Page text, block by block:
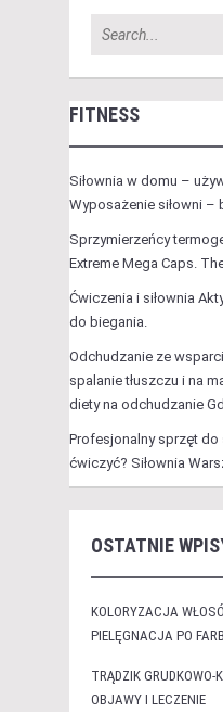
FITNESS
Siłownia w domu –
Wyposażenie siłowni –
Sprzymierzeńcy
Extreme Mega Caps.
Ćwiczenia i siłownia
do biegania.
Odchudzanie ze
spalanie tłuszczu i na
diety na odchudzanie
Profesjonalny sprzęt do
ćwiczyć? Siłownia
OSTATNIE
KOLORYZACJA
PIELĘGNACJA PO
TRĄDZIK
OBJAWY I LECZENIE